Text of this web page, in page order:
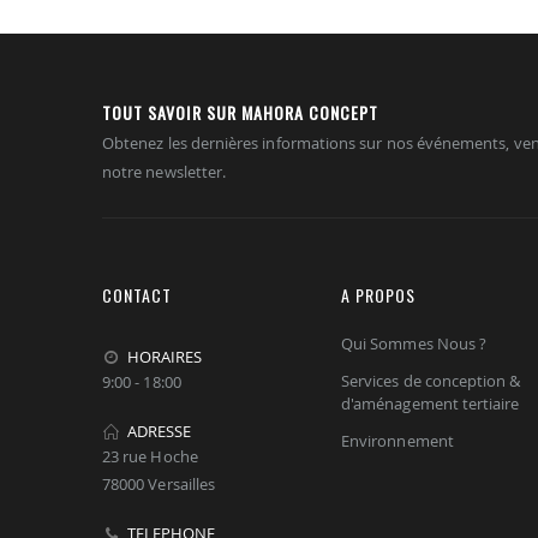
TOUT SAVOIR SUR MAHORA CONCEPT
Obtenez les dernières informations sur nos événements,
notre newsletter.
CONTACT
HORAIRES
9:00 - 18:00
ADRESSE
23 rue Hoche
78000 Versailles
TELEPHONE
A PROPOS
Qui Sommes Nous ?
Services de conception &
d'aménagement tertiaire
Environnement